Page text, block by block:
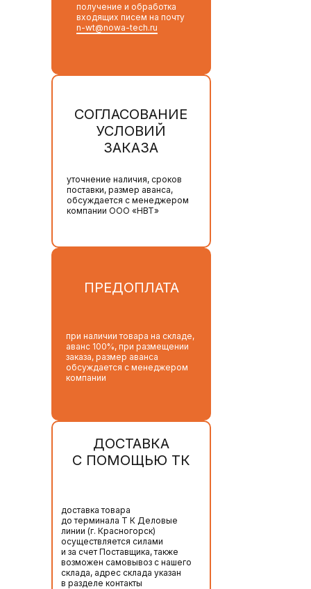
получение и обработка
входящих писем на почту
n-wt@nowa-tech.ru
СОГЛАСОВАНИЕ
УСЛОВИЙ
ЗАКАЗА
уточнение наличия, сроков
поставки, размер аванса,
обсуждается с менеджером
компании ООО «НВТ»
ПРЕДОПЛАТА
ДОСТАВКА
С ПОМОЩЬЮ ТК
доставка товара
до терминала Т К Деловые
линии (г. Красногорск)
осуществляется силами
и за счет Поставщика, также
возможен самовывоз с нашего
склада, адрес склада указан
в разделе контакты
при наличии товара на складе,
аванс 100%, при размещении
заказа, размер аванса
обсуждается с менеджером
компании